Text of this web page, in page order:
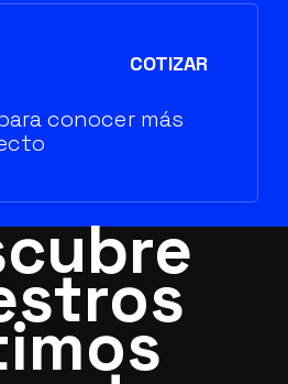
conocer más
COTIZAR